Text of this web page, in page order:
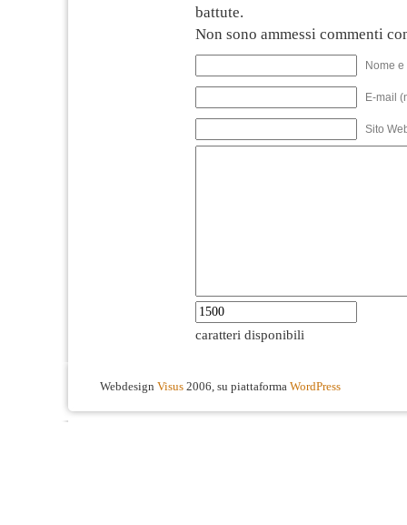
battute.
Non sono ammessi commenti
Nome
E-mail
Sito
caratteri disponibili
Webdesign Visus 2006, su piattaforma WordPress